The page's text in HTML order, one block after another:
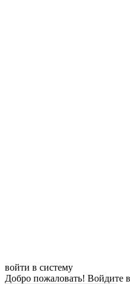
войти в систему
Добро пожаловать! Войдите